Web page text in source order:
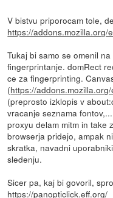
V bistvu priporocam tole,
https://addons.mozilla.org/
Tukaj bi samo se omenil
fingerprintanje. domRect
ce za fingerprinting.
(https://
(preprosto izklopis v
vracanje seznama
proxyu delam mitm in take
browserja pridejo, ampak
skratka, navadni
sledenju.
Sicer pa, kaj bi govoril,
https://panopticlick.eff.org/